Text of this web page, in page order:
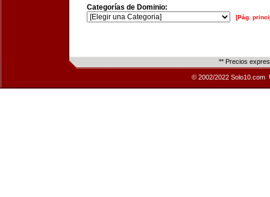
Categorías de Dominio:
[Pág.
** Precios
© 2002/2022 Solo10.com